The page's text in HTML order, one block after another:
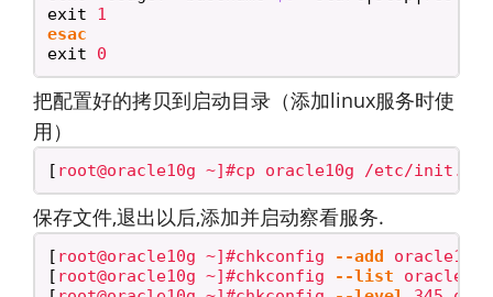
exit
exit
把配置好的拷贝到启动目录（添加linux服务时使
用）
[
保存文件,退出以后,添加并启动察看服务.
[ root@oracle10g ~]#chkconfig --add
[ root@oracle10g ~]#chkconfig
--list